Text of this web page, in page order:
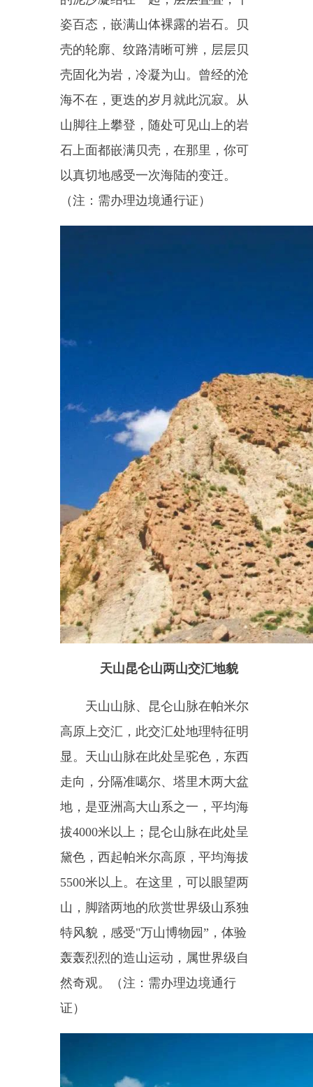
然奇观。（注：需办理边境通行
证）
高原小叶胡杨林
高原胡杨景区位于乌恰县吾合
沙鲁乡境内，距县城65公里，距阿
图什、喀什163公里，景区内高原
胡杨是世界仅存的三大原始小叶胡
杨之一，被誉为“活着的化石树”，
属于珍惜濒危野生物种，被列为二
级保护植物。生长区域长17千米，
宽0.5一1千米，最大的树高30米、
树干周长 9.1 米，最长树龄在1200年
以体验到浓厚的柯尔克孜族民族风
杨精神，有官兵守塞营房遗址和古
丝绸之路驿站遗址，有古海遗址贝
壳山。（注：需办理边境通行证）